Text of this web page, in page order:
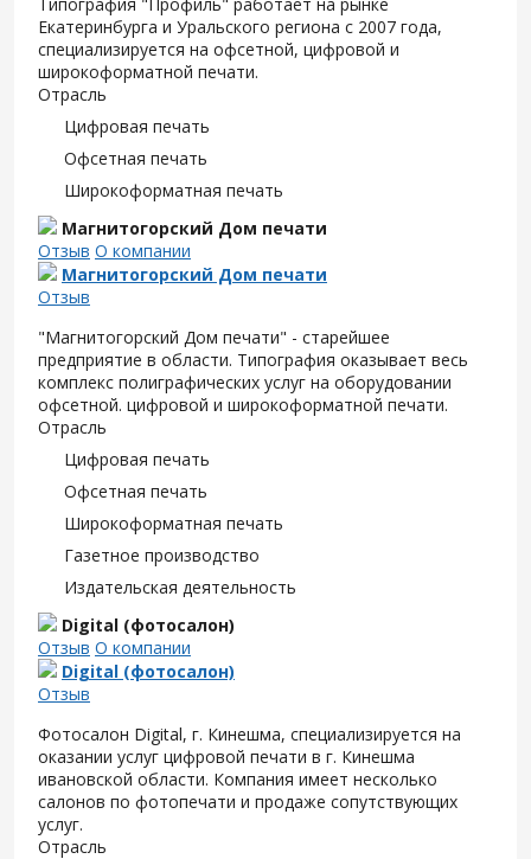
Екатеринбурга и Уральского региона с 2007 года,
специализируется на офсетной, цифровой и
широкоформатной печати.
Отрасль
Цифровая печать
Офсетная печать
Широкоформатная печать
Магнитогорский Дом печати
Отзыв О компании
Магнитогорский Дом печати
Отзыв
"Магнитогорский Дом печати" - старейшее
предприятие в области. Типография оказывает весь
комплекс полиграфических услуг на оборудовании
офсетной. цифровой и широкоформатной печати.
Отрасль
Цифровая печать
Офсетная печать
Широкоформатная печать
Газетное производство
Издательская деятельность
Digital (фотосалон)
Отзыв О компании
Digital (фотосалон)
Отзыв
Фотосалон Digital, г. Кинешма, специализируется на
оказании услуг цифровой печати в г. Кинешма
ивановской области. Компания имеет несколько
салонов по фотопечати и продаже сопутствующих
услуг.
Отрасль